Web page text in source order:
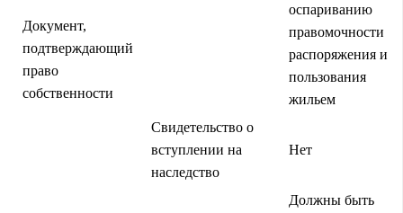
Документ,
подтверждающий
право
собственности
оспариванию
правомочности
распоряжения и
пользования
жильем
Свидетельство о
вступлении на
наследство
Нет
Должны быть